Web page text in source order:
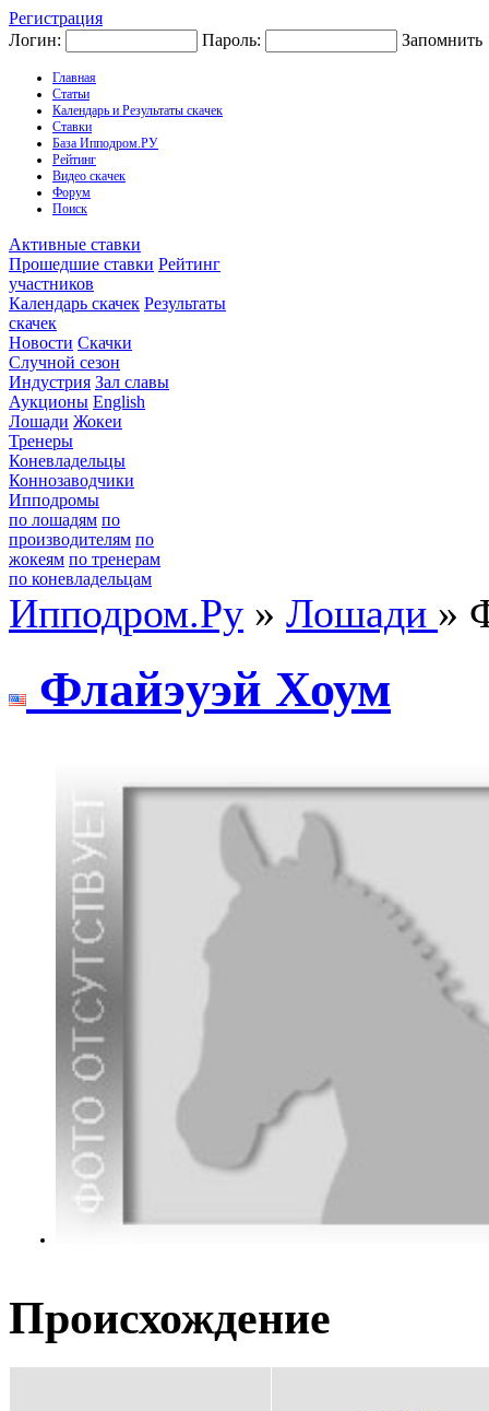
Регистрация
Логин:
Пароль: Запомнить
Главная
Статьи
Календарь и Результаты скачек
Ставки
База Ипподром.РУ
Рейтинг
Видео скачек
Форум
Поиск
Активные ставки
Прошедшие ставки Рейтинг
участников
Календарь скачек Результаты
скачек
Новости Скачки
Случной сезон
Индустрия Зал славы
Аукционы English
Лошади Жокеи
Тренеры
Коневладельцы
Коннозаводчики
Ипподромы
по лошадям по
производителям по
жокеям по тренерам
по коневладельцам
Ипподром.Ру » Лошади »
Флайэуэй Хоум
Происхождение